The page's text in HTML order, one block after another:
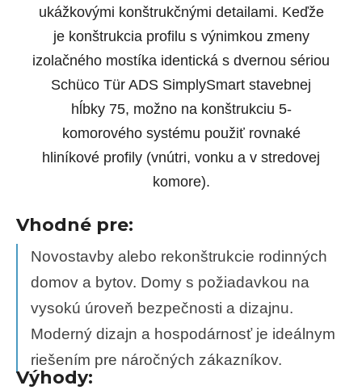
ukážkovými konštrukčnými detailami. Keďže
je konštrukcia profilu s výnimkou zmeny
izolačného mostíka identická s dvernou sériou
Schüco Tür ADS SimplySmart stavebnej
hĺbky 75, možno na konštrukciu 5-
komorového systému použiť rovnaké
hliníkové profily (vnútri, vonku a v stredovej
komore).
Vhodné pre:
Novostavby alebo rekonštrukcie rodinných
domov a bytov. Domy s požiadavkou na
vysokú úroveň bezpečnosti a dizajnu.
Moderný dizajn a hospodárnosť je ideálnym
riešením pre náročných zákazníkov.
Výhody: